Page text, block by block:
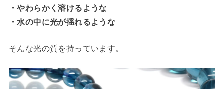
・やわらかく溶けるような
・水の中に光が揺れるような
そんな光の質を持っています。